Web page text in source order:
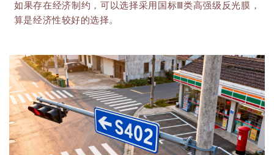
如果存在经济制约，可以选择采用国标 Ⅲ类高强级反光膜，
算是经济性较好的选择。